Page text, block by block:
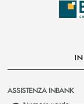
ASSISTENZA INBANK